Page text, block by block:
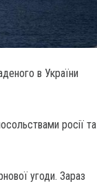
в України
росії та
угоди. Зараз